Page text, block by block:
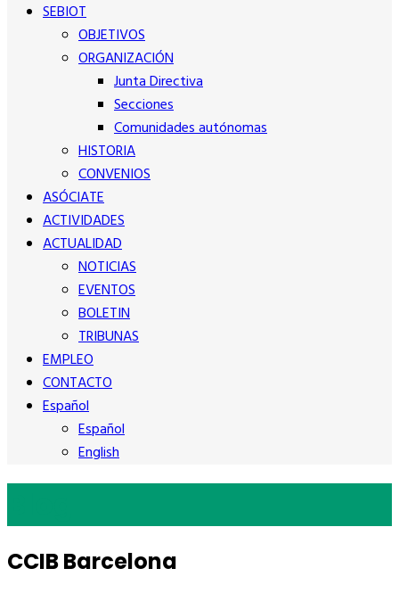
SEBIOT
OBJETIVOS
ORGANIZACIÓN
Junta Directiva
Secciones
Comunidades autónomas
HISTORIA
CONVENIOS
ASÓCIATE
ACTIVIDADES
ACTUALIDAD
NOTICIAS
EVENTOS
BOLETIN
TRIBUNAS
EMPLEO
CONTACTO
Español
Español
English
CCIB Barcelona